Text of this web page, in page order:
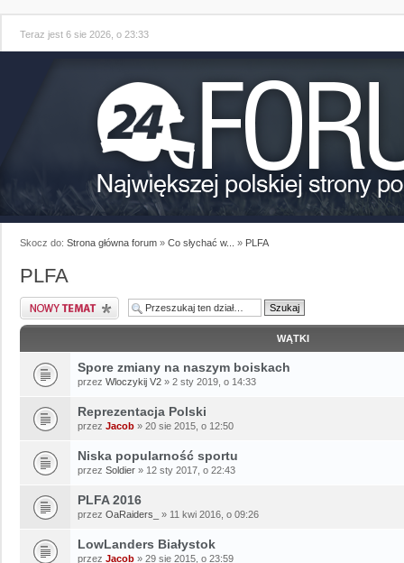
Teraz jest 6 sie 2026, o 23:33
Skocz do: Strona główna forum » Co słychać w... » PLFA
PLFA
WĄTKI
Spore zmiany na naszym boiskach
przez Wloczykij V2 » 2 sty 2019, o 14:33
Reprezentacja Polski
przez Jacob » 20 sie 2015, o 12:50
Niska popularność sportu
przez Soldier » 12 sty 2017, o 22:43
PLFA 2016
przez OaRaiders_ » 11 kwi 2016, o 09:26
LowLanders Białystok
przez Jacob » 29 sie 2015, o 23:59